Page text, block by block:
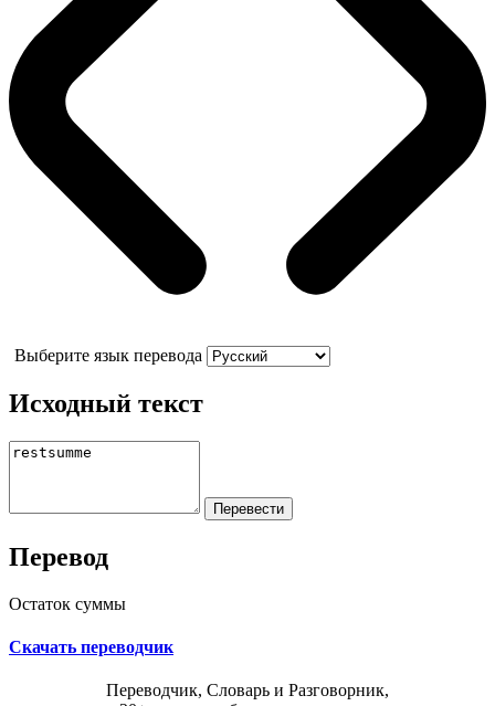
Выберите язык перевода
Исходный текст
Перевод
Остаток суммы
Скачать переводчик
Переводчик, Словарь и Разговорник,